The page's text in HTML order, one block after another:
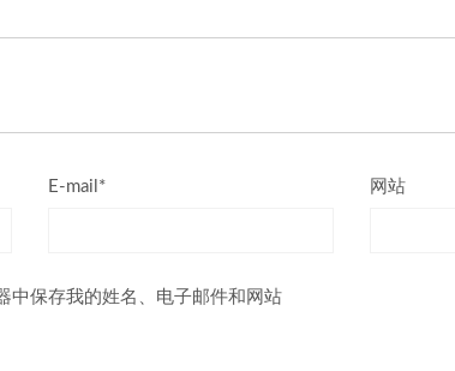
E-mail* 网站
中保存我的姓名、电子邮件和网站